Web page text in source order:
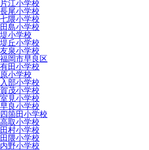
片江小学校
長尾小学校
七隈小学校
田島小学校
堤小学校
堤丘小学校
友泉小学校
福岡市早良区
有田小学校
原小学校
入部小学校
賀茂小学校
室見小学校
早良小学校
四箇田小学校
高取小学校
田村小学校
田隈小学校
内野小学校